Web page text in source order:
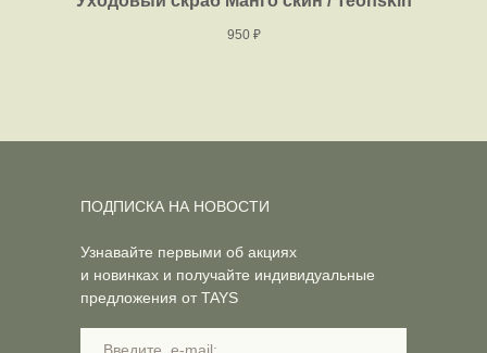
950 ₽
Узнавайте первыми об акциях
и новинках и получайте индивидуальные
предложения от TAYS
ПОДПИСКА НА НОВОСТИ